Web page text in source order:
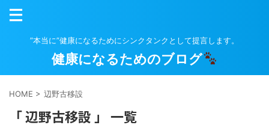
”本当に”健康になるためにシンクタンクとして提言します。
健康になるためのブログ
HOME > 辺野古移設
「 辺野古移設 」 一覧